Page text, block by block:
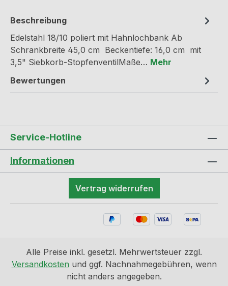
Beschreibung
Edelstahl 18/10 poliert mit Hahnlochbank Ab
Schrankbreite 45,0 cm Beckentiefe: 16,0 cm mit
3,5" Siebkorb-StopfenventilMaße… Mehr
Bewertungen
Service-Hotline
Informationen
Vertrag widerrufen
Alle Preise inkl. gesetzl. Mehrwertsteuer zzgl.
Versandkosten und ggf. Nachnahmegebühren, wenn
nicht anders angegeben.